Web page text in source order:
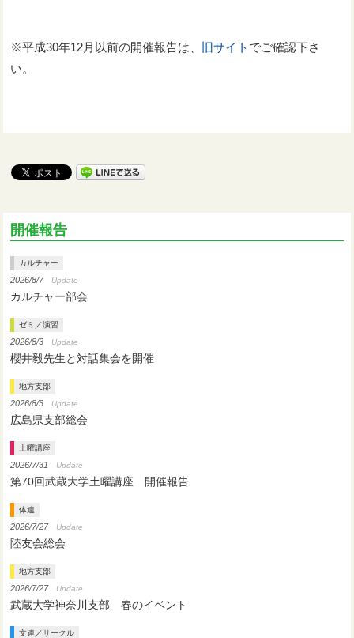
※平成30年12月以前の開催報告は、 旧サイト でご確認下さ
い。
開催報告
カルチャー
2026/8/7 Update
カルチャー部会
ゼミ／演習
2026/8/3 Update
櫻井毅先生と対話集会を開催
地方支部
2026/8/3 Update
広島県支部総会
土曜講座
2026/7/31 Update
第70回武蔵大学土曜講座 開催報告
体連
2026/7/27 Update
陸友会総会
地方支部
2026/7/27 Update
武蔵大学神奈川支部 春のイベント
文連／サークル